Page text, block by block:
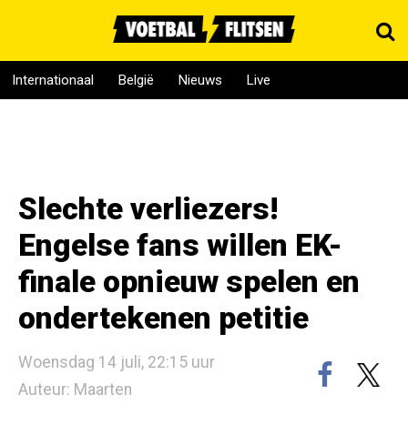
Internationaal België Nieuws Live
Slechte verliezers!
Engelse fans willen EK-
finale opnieuw spelen en
ondertekenen petitie
Woensdag 14 juli, 22:15 uur
Auteur: Maarten